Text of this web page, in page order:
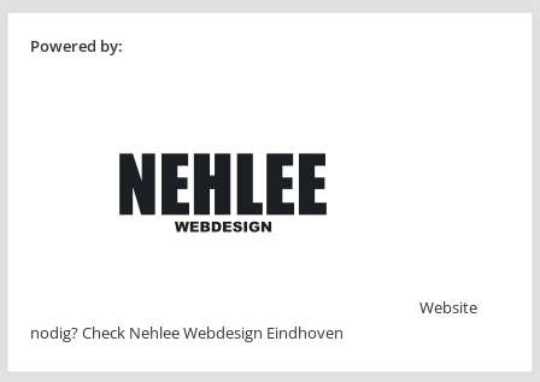
Powered by:
Website
nodig? Check Nehlee Webdesign Eindhoven